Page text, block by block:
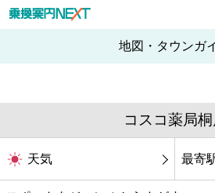
地図・タウンガ
コスコ薬局
天気 最寄